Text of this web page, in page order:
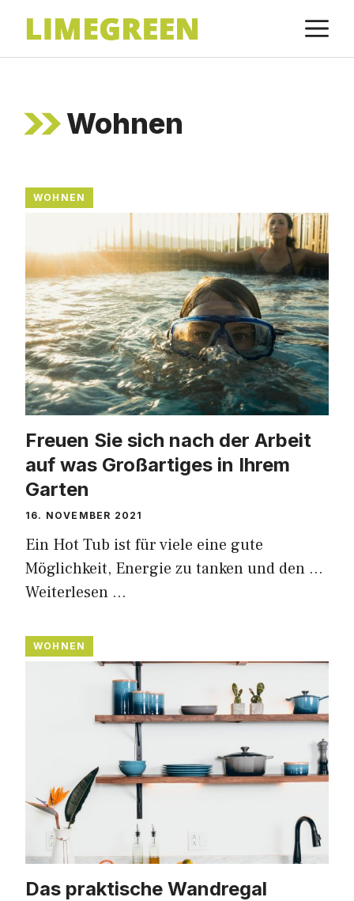
Inhalt
springen
Wohnen
WOHNEN
Freuen Sie sich nach der Arbeit
auf was Großartiges in Ihrem
Garten
16. NOVEMBER 2021
Ein Hot Tub ist für viele eine gute
Möglichkeit, Energie zu tanken und den …
Weiterlesen …
WOHNEN
Das praktische Wandregal